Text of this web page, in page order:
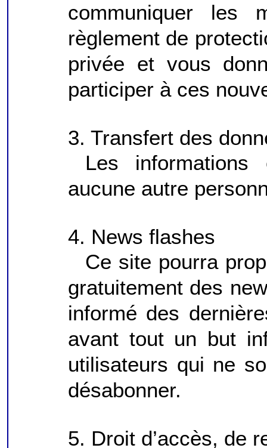
communiquer les
règlement de
privée et vous
participer à ces
3. Transfert des
Les
aucune autre
4. News flashes
Ce site pourra
gratuitement des
informé des
avant tout un but
utilisateurs qui ne
désabonner.
5. Droit d’accès, de